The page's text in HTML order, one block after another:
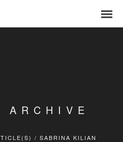
ARCHIVE
/ SABRINA KILIAN